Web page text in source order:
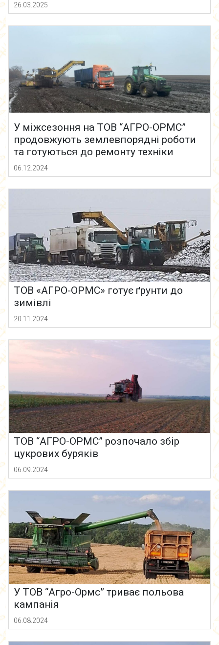
26.03.2025
У міжсезоння на ТОВ “АГРО-ОРМС”
продовжують землевпорядні роботи
та готуються до ремонту техніки
06.12.2024
ТОВ «АГРО-ОРМС» готує ґрунти до
зимівлі
20.11.2024
ТОВ “АГРО-ОРМС” розпочало збір
цукрових буряків
06.09.2024
У ТОВ “Агро-Ормс” триває польова
кампанія
06.08.2024